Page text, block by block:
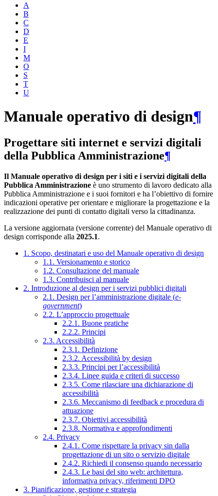
A
B
C
D
E
I
M
O
S
T
U
Manuale operativo di design¶
Progettare siti internet e servizi digitali
della Pubblica Amministrazione¶
Il Manuale operativo di design per i siti e i servizi digitali della
Pubblica Amministrazione è uno strumento di lavoro dedicato alla
Pubblica Amministrazione e i suoi fornitori e ha l’obiettivo di fornire
indicazioni operative per orientare e migliorare la progettazione e la
realizzazione dei punti di contatto digitali verso la cittadinanza.
La versione aggiornata (versione corrente) del Manuale operativo di
design corrisponde alla 2025.1.
1. Scopo, destinatari e uso del Manuale operativo di design
1.1. Versionamento e storico
1.2. Consultazione del manuale
1.3. Contribuisci al manuale
2. Introduzione al design per i servizi pubblici digitali
2.1. Design per l’amministrazione digitale (e-
government)
2.2. L’approccio progettuale
2.2.1. Buone pratiche
2.2.2. Principi
2.3. Accessibilità
2.3.1. Definizione
2.3.2. Accessibilità by design
2.3.3. Principi per l’accessibilità
2.3.4. Linee guida e criteri di successo
2.3.5. Come rilasciare una dichiarazione di
accessibilità
2.3.6. Meccanismo di feedback e procedura di
attuazione
2.3.7. Obiettivi accessibilità
2.3.8. Normativa e approfondimenti
2.4. Privacy
2.4.1. Come rispettare la privacy sin dalla
progettazione di un sito o servizio digitale
2.4.2. Richiedi il consenso quando necessario
2.4.3. Le basi del sito web: architettura,
informativa privacy, riferimenti DPO
3. Pianificazione, gestione e strategia